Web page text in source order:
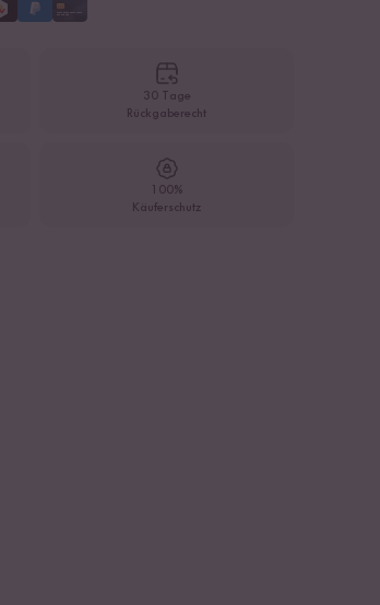
30 Tage
Rückgaberecht
100%
Käuferschutz